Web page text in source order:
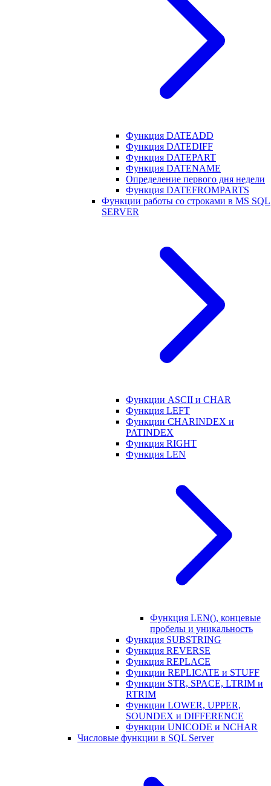
Функция DATEADD
Функция DATEDIFF
Функция DATEPART
Функция DATENAME
Определение первого дня недели
Функция DATEFROMPARTS
Функции работы со строками в MS SQL
SERVER
Функции ASCII и CHAR
Функция LEFT
Функции CHARINDEX и
PATINDEX
Функция RIGHT
Функция LEN
Функция LEN(), концевые
пробелы и уникальность
Функция SUBSTRING
Функция REVERSE
Функция REPLACE
Функции REPLICATE и STUFF
Функции STR, SPACE, LTRIM и
RTRIM
Функции LOWER, UPPER,
SOUNDEX и DIFFERENCE
Функции UNICODE и NCHAR
Числовые функции в SQL Server